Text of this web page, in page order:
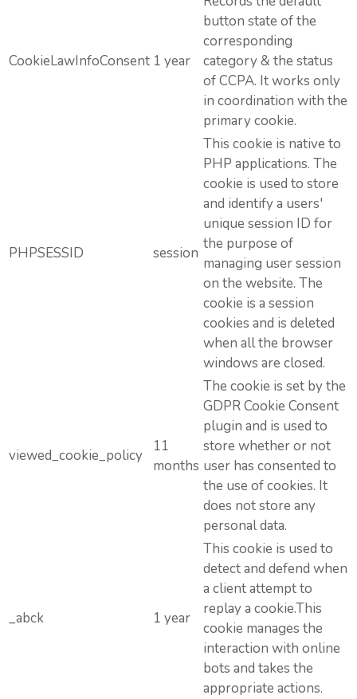
CookieLawInfoConsent 1 year
button state of the
corresponding
category & the status
of CCPA. It works only
in coordination with the
primary cookie.
PHPSESSID session
This cookie is native to
PHP applications. The
cookie is used to store
and identify a users'
unique session ID for
the purpose of
managing user session
on the website. The
cookie is a session
cookies and is deleted
when all the browser
windows are closed.
viewed_cookie_policy
11
months
The cookie is set by the
GDPR Cookie Consent
plugin and is used to
store whether or not
user has consented to
the use of cookies. It
does not store any
personal data.
_abck 1 year
This cookie is used to
detect and defend when
a client attempt to
replay a cookie.This
cookie manages the
interaction with online
bots and takes the
appropriate actions.